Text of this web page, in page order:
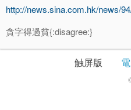
http://news.sina.com.hk/news/
貪字得過貧{:disagree:}
触屏版